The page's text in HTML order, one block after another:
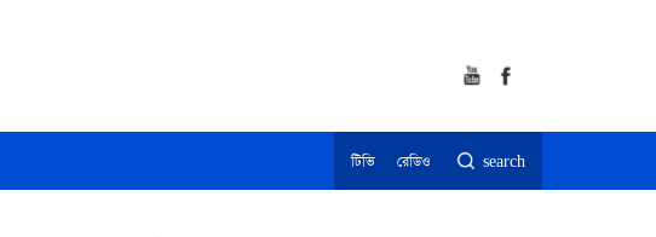
টিভি রেডিও search